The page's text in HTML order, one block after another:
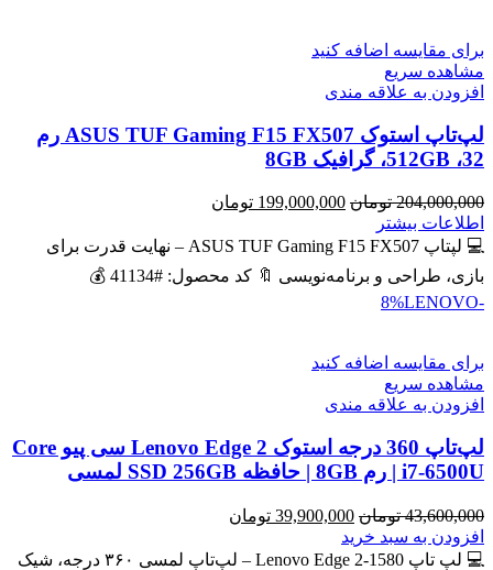
برای مقایسه اضافه کنید
مشاهده سریع
افزودن به علاقه مندی
لپ‌تاپ استوک ASUS TUF Gaming F15 FX507 رم
32، 512GB، گرافیک 8GB
204,000,000 تومان قیمت
204,000,000 تومان
199,000,000 تومان
199,000,000 تومان
است.
اطلاعات بیشتر
💻 لپتاپ ASUS TUF Gaming F15 FX507 – نهایت قدرت برای
بازی، طراحی و برنامه‌نویسی 🔖 کد محصول: #41134 💰
-8%
LENOVO
برای مقایسه اضافه کنید
مشاهده سریع
افزودن به علاقه مندی
لپ‌تاپ 360 درجه استوک Lenovo Edge 2 سی پیو Core
i7-6500U | رم 8GB | حافظه SSD 256GB لمسی
43,600,000 تومان قیمت
اصلی
43,600,000 تومان
39,900,000 تومان
39,900,000 تومان
افزودن به سبد خرید
💻 لپ تاپ Lenovo Edge 2-1580 – لپ‌تاپ لمسی ۳۶۰ درجه، شیک